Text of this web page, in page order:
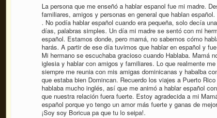
La persona que me enseñó a hablar espanol fue mi madre.
familiares, amigos y personas en general que hablan
. No podía hablar español cuando era pequeña, solo decía
días, palabras simples. Un día mi madre se sentó con mi
español. Estamos donde, pero mamá, no sabemos cómo
harás. A partir de ese día tuvimos que hablar en español y
Mi hermano se escuchaba gracioso cuando Hablaba. Mamá
iglesia y hablar con amigos y familiares. Lo que realmente
siempre me reunia con mis amigas dominicanas y habalba
que estaba bien Domincan. Recuerdo los viajes a Puerto
hablaba mucho inglés, así que me animó a hablar español
que nuestra relación fuera fuerte. Estoy agradecida a mi
español porque yo tengo un amor más fuerte y ganas de
¡Soy soy Boricua pa que tu lo seipa!.